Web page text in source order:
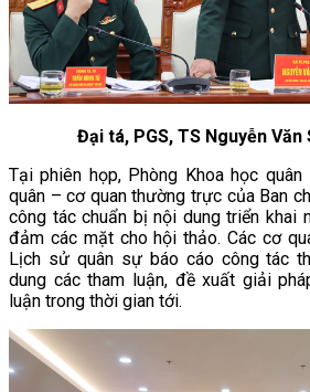
Đại tá, PGS, TS Nguyễn Văn
Tại phiên họp, Phòng Khoa học
quân – cơ quan thường trực của Ban
công tác chuẩn bị nội dung triển khai
đảm các mặt cho hội thảo. Các cơ
Lịch sử quân sự báo cáo công tác
dung các tham luận, đề xuất giải
luận trong thời gian tới.